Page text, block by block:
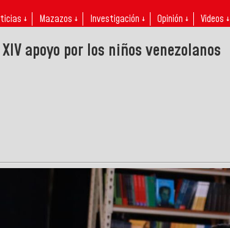
↓ Mazazos ↓ Investigación ↓ Opinión ↓ Videos ↓
apoyo por los niños venezolanos